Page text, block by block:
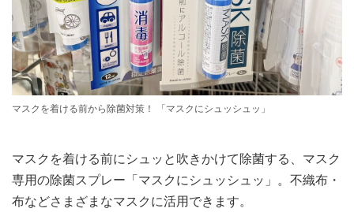
マスクを着ける前から除菌対策！ 「マスクにシュッシュッ」
マスクを着ける前にシュッと吹きかけて除菌する、マスク
専用の除菌スプレー「マスクにシュッシュッ」。不織布・
布などさまざまなマスクに活用できます。